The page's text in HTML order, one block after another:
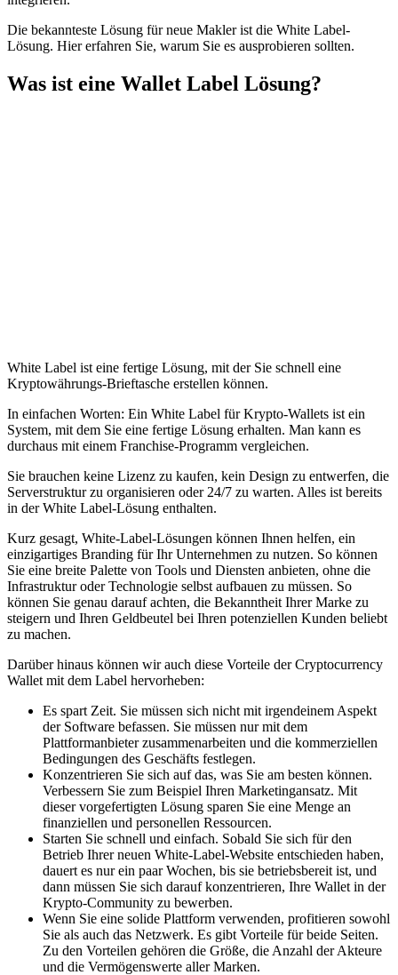
Die bekannteste Lösung für neue Makler ist die White Label-
Lösung. Hier erfahren Sie, warum Sie es ausprobieren sollten.
Was ist eine Wallet Label Lösung?
White Label ist eine fertige Lösung, mit der Sie schnell eine
Kryptowährungs-Brieftasche erstellen können.
In einfachen Worten: Ein White Label für Krypto-Wallets ist ein
System, mit dem Sie eine fertige Lösung erhalten. Man kann es
durchaus mit einem Franchise-Programm vergleichen.
Sie brauchen keine Lizenz zu kaufen, kein Design zu entwerfen, die
Serverstruktur zu organisieren oder 24/7 zu warten. Alles ist bereits
in der White Label-Lösung enthalten.
Kurz gesagt, White-Label-Lösungen können Ihnen helfen, ein
einzigartiges Branding für Ihr Unternehmen zu nutzen. So können
Sie eine breite Palette von Tools und Diensten anbieten, ohne die
Infrastruktur oder Technologie selbst aufbauen zu müssen. So
können Sie genau darauf achten, die Bekanntheit Ihrer Marke zu
steigern und Ihren Geldbeutel bei Ihren potenziellen Kunden beliebt
zu machen.
Darüber hinaus können wir auch diese Vorteile der Cryptocurrency
Wallet mit dem Label hervorheben:
Es spart Zeit. Sie müssen sich nicht mit irgendeinem Aspekt
der Software befassen. Sie müssen nur mit dem
Plattformanbieter zusammenarbeiten und die kommerziellen
Bedingungen des Geschäfts festlegen.
Konzentrieren Sie sich auf das, was Sie am besten können.
Verbessern Sie zum Beispiel Ihren Marketingansatz. Mit
dieser vorgefertigten Lösung sparen Sie eine Menge an
finanziellen und personellen Ressourcen.
Starten Sie schnell und einfach. Sobald Sie sich für den
Betrieb Ihrer neuen White-Label-Website entschieden haben,
dauert es nur ein paar Wochen, bis sie betriebsbereit ist, und
dann müssen Sie sich darauf konzentrieren, Ihre Wallet in der
Krypto-Community zu bewerben.
Wenn Sie eine solide Plattform verwenden, profitieren sowohl
Sie als auch das Netzwerk. Es gibt Vorteile für beide Seiten.
Zu den Vorteilen gehören die Größe, die Anzahl der Akteure
und die Vermögenswerte aller Marken.